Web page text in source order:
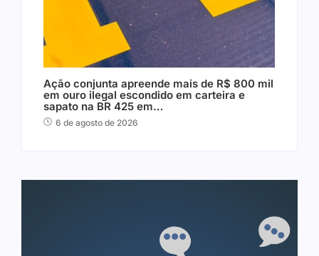
Ação conjunta apreende mais de R$ 800 mil
em ouro ilegal escondido em carteira e
sapato na BR 425 em…
6 de agosto de 2026